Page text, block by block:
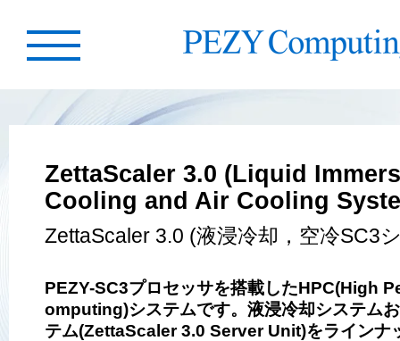
ZettaScaler 3.0 (Liquid
Cooling and Air Cooling
ZettaScaler 3.0 (液浸冷却，空冷SC3
PEZY-SC3プロセッサを搭載したHPC(High
omputing)システムです。液浸冷却システム
テム(ZettaScaler 3.0 Server Unit)をラインナ